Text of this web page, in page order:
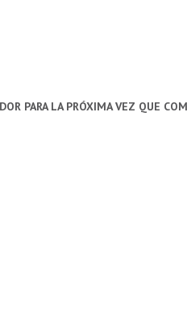
PARA LA PRÓXIMA VEZ QUE